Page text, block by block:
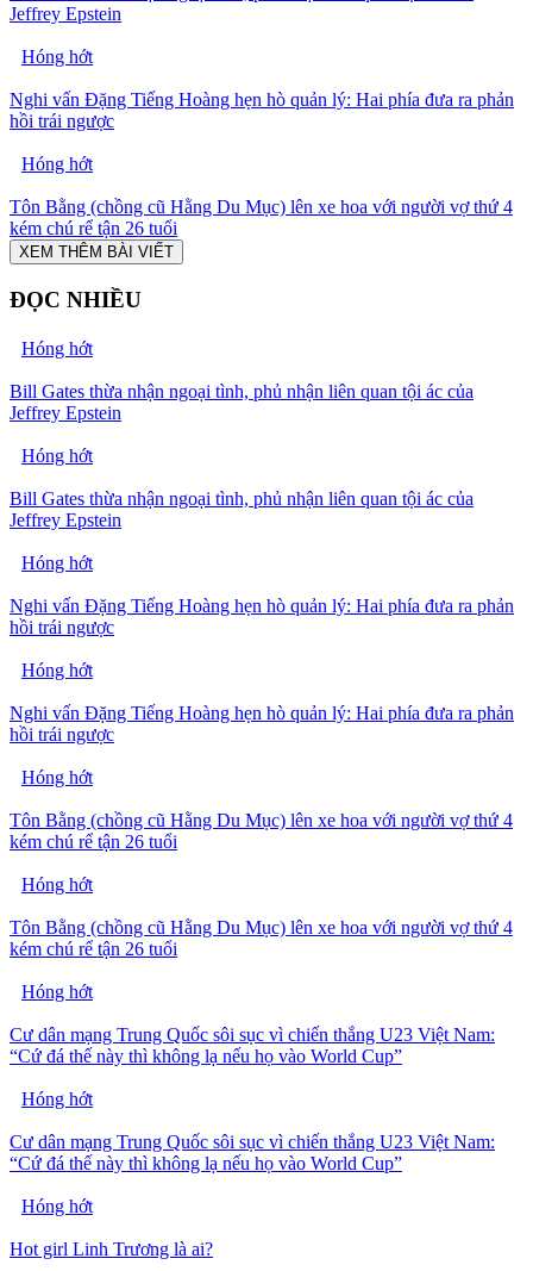
Jeffrey Epstein
Hóng hớt
Nghi vấn Đặng Tiếng Hoàng hẹn hò quản lý: Hai phía đưa ra phản
hồi trái ngược
Hóng hớt
Tôn Bằng (chồng cũ Hằng Du Mục) lên xe hoa với người vợ thứ 4
kém chú rể tận 26 tuổi
XEM THÊM BÀI VIẾT
ĐỌC NHIỀU
Hóng hớt
Bill Gates thừa nhận ngoại tình, phủ nhận liên quan tội ác của
Jeffrey Epstein
Hóng hớt
Bill Gates thừa nhận ngoại tình, phủ nhận liên quan tội ác của
Jeffrey Epstein
Hóng hớt
Nghi vấn Đặng Tiếng Hoàng hẹn hò quản lý: Hai phía đưa ra phản
hồi trái ngược
Hóng hớt
Nghi vấn Đặng Tiếng Hoàng hẹn hò quản lý: Hai phía đưa ra phản
hồi trái ngược
Hóng hớt
Tôn Bằng (chồng cũ Hằng Du Mục) lên xe hoa với người vợ thứ 4
kém chú rể tận 26 tuổi
Hóng hớt
Tôn Bằng (chồng cũ Hằng Du Mục) lên xe hoa với người vợ thứ 4
kém chú rể tận 26 tuổi
Hóng hớt
Cư dân mạng Trung Quốc sôi sục vì chiến thắng U23 Việt Nam:
“Cứ đá thế này thì không lạ nếu họ vào World Cup”
Hóng hớt
Cư dân mạng Trung Quốc sôi sục vì chiến thắng U23 Việt Nam:
“Cứ đá thế này thì không lạ nếu họ vào World Cup”
Hóng hớt
Hot girl Linh Trương là ai?